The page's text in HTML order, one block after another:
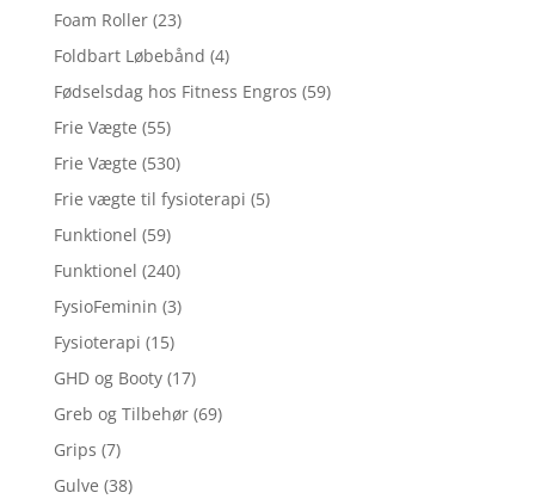
Foam Roller (23)
Foldbart Løbebånd (4)
Fødselsdag hos Fitness Engros (59)
Frie Vægte (55)
Frie Vægte (530)
Frie vægte til fysioterapi (5)
Funktionel (59)
Funktionel (240)
FysioFeminin (3)
Fysioterapi (15)
GHD og Booty (17)
Greb og Tilbehør (69)
Grips (7)
Gulve (38)